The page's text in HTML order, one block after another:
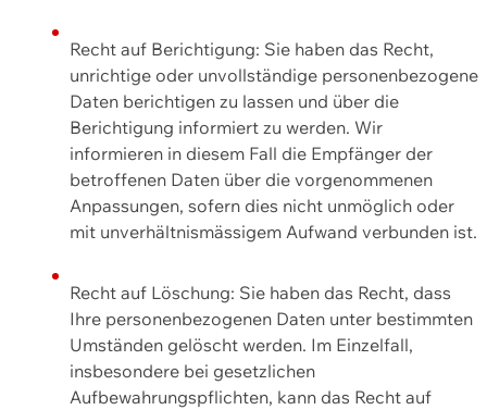
Recht auf Berichtigung: Sie haben das Recht,
unrichtige oder unvollständige personenbezogene
Daten berichtigen zu lassen und über die
Berichtigung informiert zu werden. Wir
informieren in diesem Fall die Empfänger der
betroffenen Daten über die vorgenommenen
Anpassungen, sofern dies nicht unmöglich oder
mit unverhältnismässigem Aufwand verbunden ist.
Recht auf Löschung: Sie haben das Recht, dass
Ihre personenbezogenen Daten unter bestimmten
Umständen gelöscht werden. Im Einzelfall,
insbesondere bei gesetzlichen
Aufbewahrungspflichten, kann das Recht auf